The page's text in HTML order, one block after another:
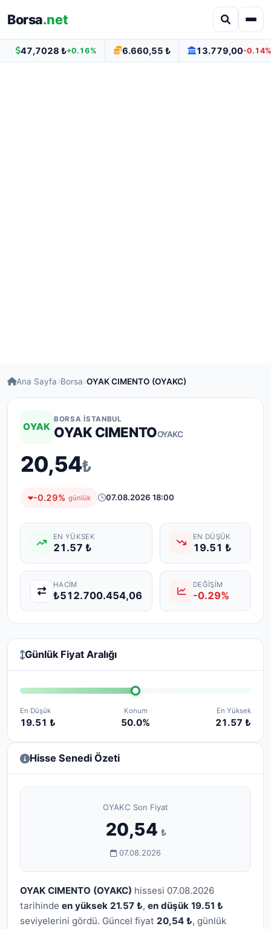
Borsa.net
47,7028 ₺+0.16% 6.660,55 ₺ 13.779,00-0.14%
Ana Sayfa Borsa OYAK CIMENTO (OYAKC)
OYAK
BORSA İSTANBUL
OYAK CIMENTOOYAKC
20,54₺
-0.29% günlük 07.08.2026 18:00
EN YÜKSEK
21.57 ₺
EN DÜŞÜK
19.51 ₺
HACIM
₺512.700.454,06
DEĞIŞIM
-0.29%
Günlük Fiyat Aralığı
En Düşük
19.51 ₺
Konum
50.0%
En Yüksek
21.57 ₺
Hisse Senedi Özeti
OYAKC Son Fiyat
20,54 ₺
07.08.2026
OYAK CIMENTO (OYAKC) hissesi 07.08.2026
tarihinde en yüksek 21.57 ₺, en düşük 19.51 ₺
seviyelerini gördü. Güncel fiyat 20,54 ₺, günlük